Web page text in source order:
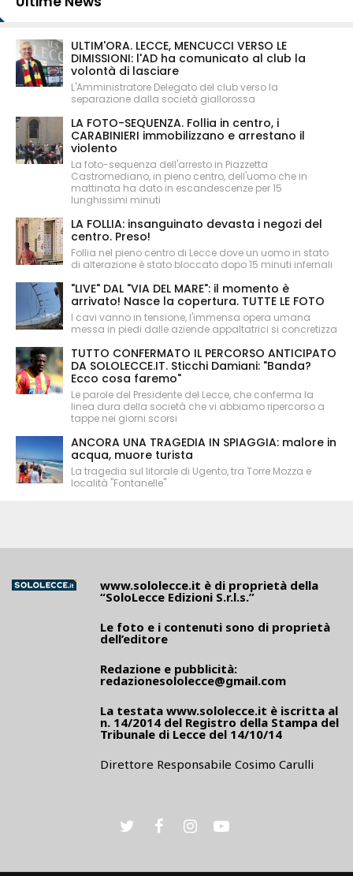
ULTIM'ORA. LECCE, MENCUCCI VERSO LE
DIMISSIONI: l'AD ha comunicato al club la
volontà di lasciare
L'Amministratore Delegato del club verso la
separazione dalla società giallorossa
LA FOTO-SEQUENZA. Follia in centro, i
CARABINIERI immobilizzano e arrestano il
violento
La foto-sequenza dell'arresto in Piazzetta
Castromediano, in pieno centro, dell'uomo che in
mattinata ha dato in escandescenze per 15
lunghissimi minuti
LA FOLLIA: insanguinato devasta i negozi del
centro. Preso!
Follia nel pieno centro di Lecce dove un uomo in stato
di alterazione è stato bloccato dopo 15 minuti infernali
"LIVE" DAL "VIA DEL MARE": il momento è
arrivato! Nasce la copertura. TUTTE LE FOTO
I cavi vanno in tensione, l'immensa opera umana
messa in piedi dalle aziende appaltatrici si concretizza
TUTTO CONFERMATO IL PERCORSO ANTICIPATO
DA SOLOLECCE.IT. Sticchi Damiani: "Banda?
Ecco cosa faremo"
Le parole del Presidente del Lecce, che conferma la
linea dura della società che vi abbiamo ripercorso a
tappe nei giorni scorsi
ANCORA UNA TRAGEDIA IN SPIAGGIA: malore in
acqua, muore turista
La tragedia sul litorale di Ugento, tra Torre Mozza e
località "Fontanelle"
www.sololecce.it è di proprietà della
“SoloLecce Edizioni S.r.l.s.”
Le foto e i contenuti sono di proprietà
dell’editore
Redazione e pubblicità:
redazionesololecce@gmail.com
La testata www.sololecce.it è iscritta al
n. 14/2014 del Registro della Stampa del
Tribunale di Lecce del 14/10/14
Direttore Responsabile Cosimo Carulli